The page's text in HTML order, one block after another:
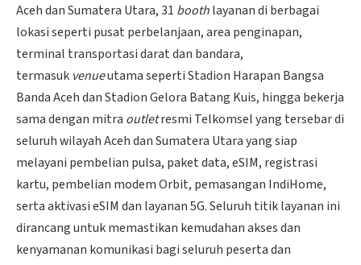
Aceh dan Sumatera Utara, 31 boothlayanan di berbagai
lokasi seperti pusat perbelanjaan, area penginapan,
terminal transportasi darat dan bandara,
termasuk venueutama seperti Stadion Harapan Bangsa
Banda Aceh dan Stadion Gelora Batang Kuis, hingga bekerja
sama dengan mitra outletresmi Telkomsel yang tersebar di
seluruh wilayah Aceh dan Sumatera Utara yang siap
melayani pembelian pulsa, paket data, eSIM, registrasi
kartu, pembelian modem Orbit, pemasangan IndiHome,
serta aktivasi eSIM dan layanan 5G. Seluruh titik layanan ini
dirancang untuk memastikan kemudahan akses dan
kenyamanan komunikasi bagi seluruh peserta dan